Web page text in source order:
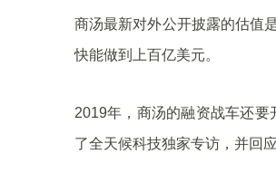
商汤最新对外公开披露的估值
快能做到上百亿美元。
2019年，商汤的融资战车还
了全天候科技独家专访，并回